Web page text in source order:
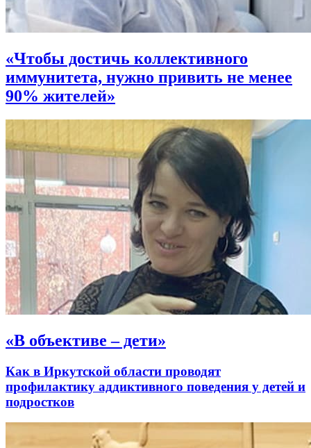
«Чтобы достичь коллективного
иммунитета, нужно привить не менее
90% жителей»
«В объективе – дети»
Как в Иркутской области проводят
профилактику аддиктивного поведения у детей и
подростков